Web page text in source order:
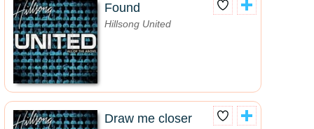
Found
Hillsong United
Draw me closer